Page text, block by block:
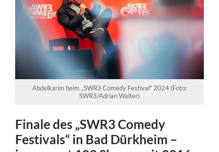
Abdelkarim beim „SWR3 Comedy Festival" 2024 (Foto:
SWR3/Adrian Walter)
Finale des „SWR3 Comedy
Festivals“ in Bad Dürkheim –